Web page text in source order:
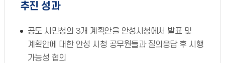
추진 성과
공도 시민청의 3개 계획안을 안성시청에서 발표 및
계획안에 대한 안성 시청 공무원들과 질의응답 후 시행
가능성 협의